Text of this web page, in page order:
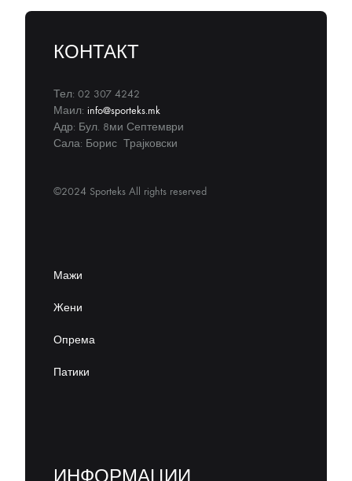
КОНТАКТ
Тел: 02 307 4242
Маил: info@sporteks.mk
Адр: Бул. 8ми Септември
Сала: Борис Трајковски
©2024 Sporteks All rights reserved
Мажи
Жени
Опрема
Патики
ИНФОРМАЦИИ